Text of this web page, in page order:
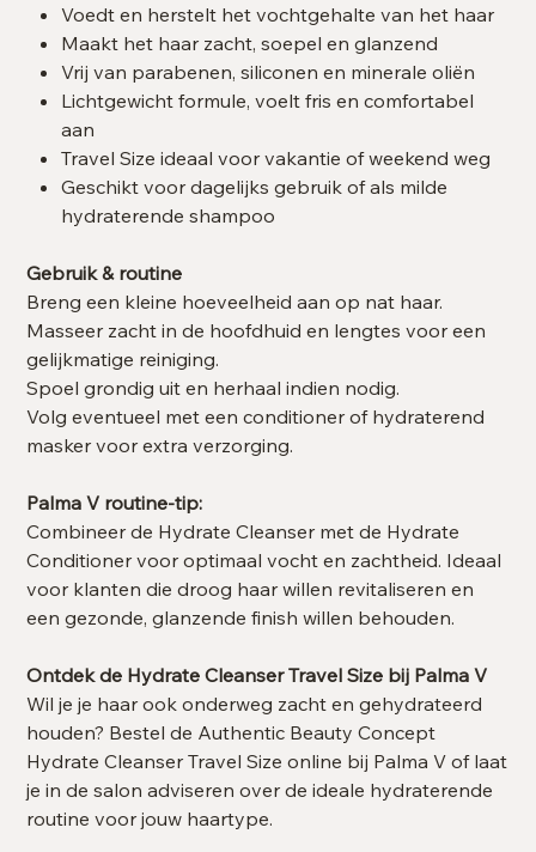
Voedt en herstelt het vochtgehalte van het haar
Maakt het haar zacht, soepel en glanzend
Vrij van parabenen, siliconen en minerale oliën
Lichtgewicht formule, voelt fris en comfortabel
aan
Travel Size ideaal voor vakantie of weekend weg
Geschikt voor dagelijks gebruik of als milde
hydraterende shampoo
Gebruik & routine
Breng een kleine hoeveelheid aan op nat haar.
Masseer zacht in de hoofdhuid en lengtes voor een
gelijkmatige reiniging.
Spoel grondig uit en herhaal indien nodig.
Volg eventueel met een conditioner of hydraterend
masker voor extra verzorging.
Palma V routine-tip:
Combineer de Hydrate Cleanser met de Hydrate
Conditioner voor optimaal vocht en zachtheid. Ideaal
voor klanten die droog haar willen revitaliseren en
een gezonde, glanzende finish willen behouden.
Ontdek de Hydrate Cleanser Travel Size bij Palma V
Wil je je haar ook onderweg zacht en gehydrateerd
houden? Bestel de Authentic Beauty Concept
Hydrate Cleanser Travel Size online bij Palma V of laat
je in de salon adviseren over de ideale hydraterende
routine voor jouw haartype.